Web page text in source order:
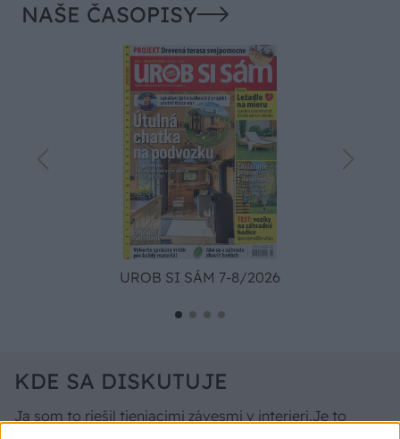
NAŠE ČASOPISY
UROB SI SÁM 7-8/2026
KDE SA DISKUTUJE
Ja som to riešil tieniacimi závesmi v interieri.Je to